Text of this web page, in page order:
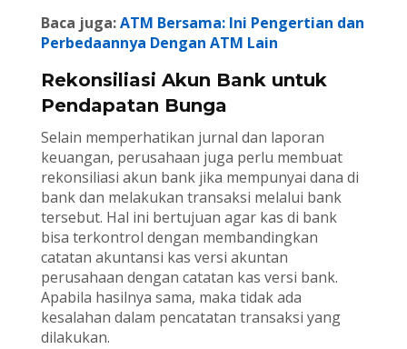
Baca juga:ATM Bersama: Ini Pengertian dan
Perbedaannya Dengan ATM Lain
Rekonsiliasi Akun Bank untuk
Pendapatan Bunga
Selain memperhatikan jurnal dan laporan
keuangan, perusahaan juga perlu membuat
rekonsiliasi akun bank jika mempunyai dana di
bank dan melakukan transaksi melalui bank
tersebut. Hal ini bertujuan agar kas di bank
bisa terkontrol dengan membandingkan
catatan akuntansi kas versi akuntan
perusahaan dengan catatan kas versi bank.
Apabila hasilnya sama, maka tidak ada
kesalahan dalam pencatatan transaksi yang
dilakukan.